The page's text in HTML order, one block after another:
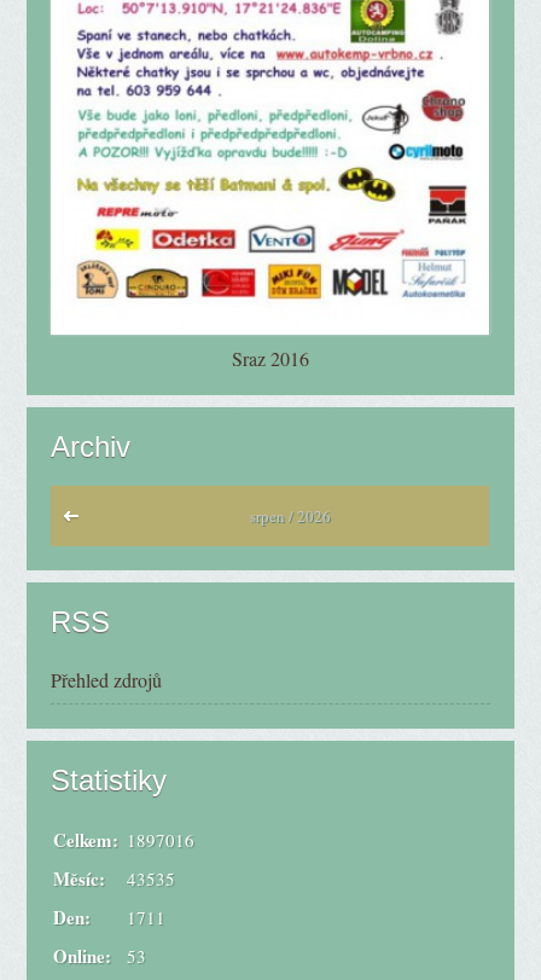
Sraz 2016
Archiv
srpen / 2026
RSS
Přehled zdrojů
Statistiky
Online: 53
Celkem: 1897016
Měsíc: 43535
Den: 1711